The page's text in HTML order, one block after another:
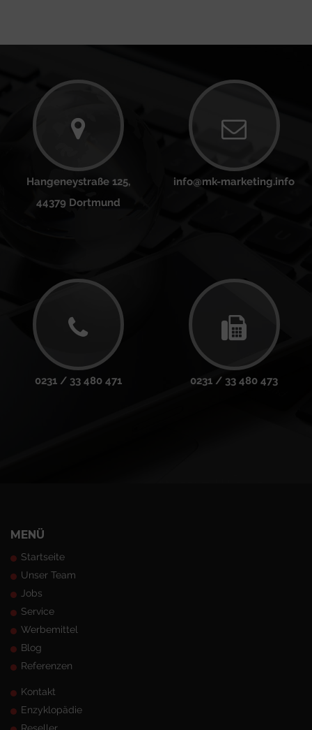
Hangeneystraße 125,
44379 Dortmund
info@mk-marketing.info
0231 / 33 480 471 0231 / 33 480 473
MENÜ
Startseite
Unser Team
Jobs
Service
Werbemittel
Blog
Referenzen
Kontakt
Enzyklopädie